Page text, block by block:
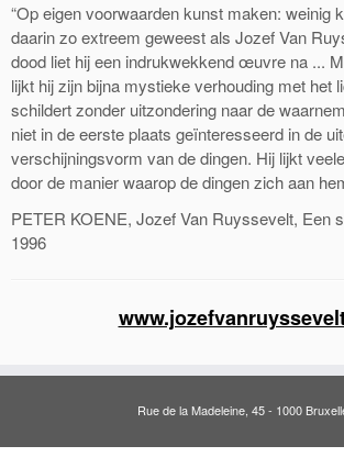
“Op eigen voorwaarden kunst maken: weinig
daarin zo extreem geweest als Jozef Van
dood liet hij een indrukwekkend œuvre na ...
lijkt hij zijn bijna mystieke verhouding met het
schildert zonder uitzondering naar de
niet in de eerste plaats geïnteresseerd in de
verschijningsvorm van de dingen. Hij lijkt
door de manier waarop de dingen zich aan
PETER KOENE, Jozef Van Ruyssevelt, Een
1996
Rue de la Madeleine, 45 - 1000